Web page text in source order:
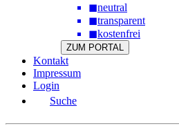
◼neutral
◼transparent
◼kostenfrei
ZUM PORTAL
Kontakt
Impressum
Login
Suche